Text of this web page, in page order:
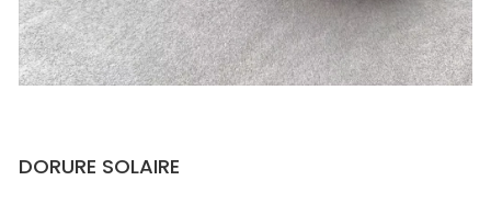
DORURE SOLAIRE